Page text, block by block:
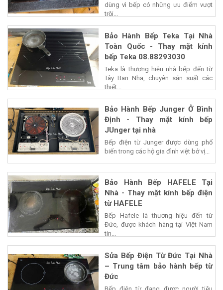
dùng vì bếp có những ưu điểm vượt
trội...
Bảo Hành Bếp Teka Tại Nhà
Toàn Quốc - Thay mặt kính
bếp Teka 08.88293030
Teka là thương hiệu nhà bếp đến từ
Tây Ban Nha, chuyên sản suất các
thiết...
Bảo Hành Bếp Junger Ở Bình
Định - Thay mặt kính bếp
JUnger tại nhà
Bếp điện từ Junger được dùng phổ
biến trong các hộ gia đình việt bở vị...
Bảo Hành Bếp HAFELE Tại
Nhà - Thay mặt kính bếp điện
từ HAFELE
Bếp Hafele là thương hiệu đến từ
Đức, được khách hàng tại Việt Nam
tin...
Sửa Bếp Điện Từ Đức Tại Nhà
– Trung tâm bảo hành bếp từ
Đức